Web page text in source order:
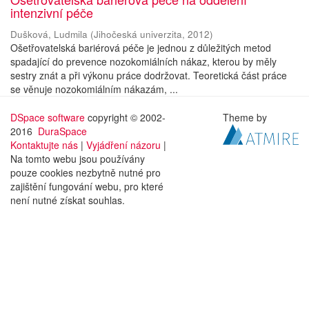
intenzivní péče
Dušková, Ludmila (Jihočeská univerzita, 2012)
Ošetřovatelská bariérová péče je jednou z důležitých metod
spadající do prevence nozokomiálních nákaz, kterou by měly
sestry znát a při výkonu práce dodržovat. Teoretická část práce
se věnuje nozokomiálním nákazám, ...
DSpace software copyright © 2002-
2016 DuraSpace
Kontaktujte nás | Vyjádření názoru |
Na tomto webu jsou používány
pouze cookies nezbytně nutné pro
zajištění fungování webu, pro které
není nutné získat souhlas.
Theme by